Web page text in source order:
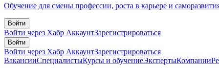
Обучение для смены профессии, роста в карьере и
Войти
Войти через Хабр АккаунтЗарегистрироваться
Войти
Войти через Хабр АккаунтЗарегистрироваться
ВакансииСпециалистыКурсы и обучениеЭкспертыКомпании